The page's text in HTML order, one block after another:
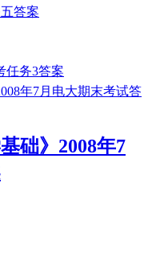
答案
任务3答案
础》2008年7